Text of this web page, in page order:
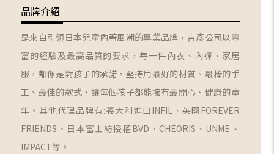
品牌介紹
是來自引領日本兒童內著風潮的專業品牌，吉彥公司以豐
富的經驗及最高品質的要求，每一件內衣、內褲、家居
服，都像是對孩子的承諾，堅持用最好的材質、最棒的手
工、最佳的款式，讓每個孩子都能擁有最開心、健康的童
年。其他代理品牌有:義大利進口INFIL、英國FOREVER
FRIENDS、日本富士紡授權BVD、CHEORIS、UNME、
IMPACT等。